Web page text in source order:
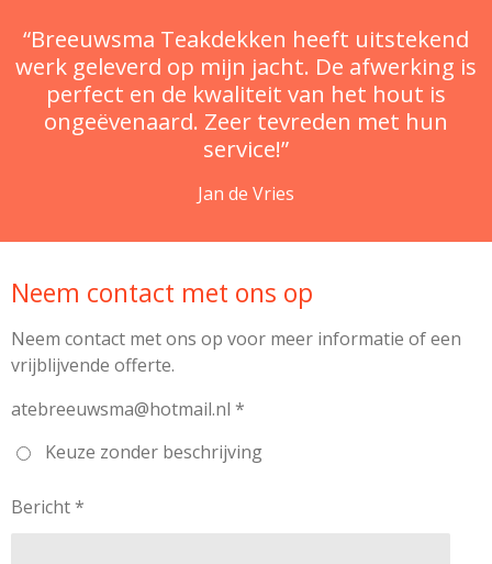
“Breeuwsma Teakdekken heeft uitstekend
werk geleverd op mijn jacht. De afwerking is
perfect en de kwaliteit van het hout is
ongeëvenaard. Zeer tevreden met hun
service!”
Jan de Vries
Neem contact met ons op
Neem contact met ons op voor meer informatie of een
vrijblijvende offerte.
atebreeuwsma@hotmail.nl *
Keuze zonder beschrijving
Bericht *